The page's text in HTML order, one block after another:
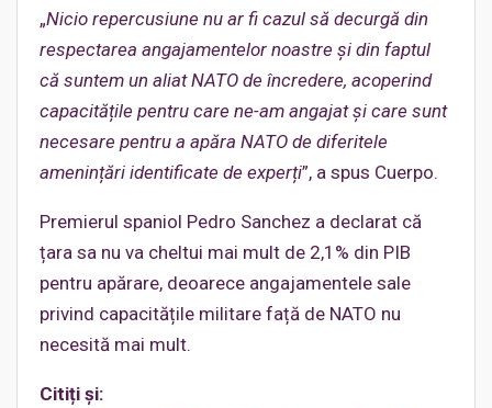
„Nicio repercusiune nu ar fi cazul să decurgă din
respectarea angajamentelor noastre și din faptul
că suntem un aliat NATO de încredere, acoperind
capacitățile pentru care ne-am angajat și care sunt
necesare pentru a apăra NATO de diferitele
amenințări identificate de experți”, a spus Cuerpo.
Premierul spaniol Pedro Sanchez a declarat că
țara sa nu va cheltui mai mult de 2,1% din PIB
pentru apărare, deoarece angajamentele sale
privind capacitățile militare față de NATO nu
necesită mai mult.
Citiți și: